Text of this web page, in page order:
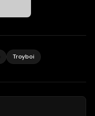
Troyboi